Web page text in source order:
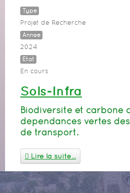
Type
Projet de Recherche
Année
2024
Etat
En cours
Sols-Infra
Biodiversité et carbone
dépendances vertes
de transport.
Lire la suite...